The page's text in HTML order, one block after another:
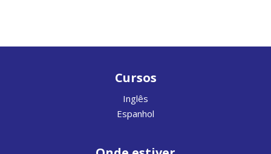
Cursos
Inglês
Espanhol